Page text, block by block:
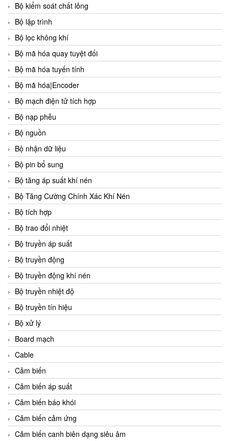
Bộ kiểm soát chất lỏng
Bộ lập trình
Bộ lọc không khí
Bộ mã hóa quay tuyệt đối
Bộ mã hóa tuyến tính
Bộ mã hóa|Encoder
Bộ mạch điện tử tích hợp
Bộ nạp phễu
Bộ nguồn
Bộ nhận dữ liệu
Bộ pin bổ sung
Bộ tăng áp suất khí nén
Bộ Tăng Cường Chính Xác Khí Nén
Bộ tích hợp
Bộ trao đổi nhiệt
Bộ truyền áp suất
Bộ truyền động
Bộ truyền động khí nén
Bộ truyền nhiệt độ
Bộ truyền tín hiệu
Bộ xử lý
Board mạch
Cable
Cảm biến
Cảm biến áp suất
Cảm biến báo khói
Cảm biến cảm ứng
Cảm biến canh biên dạng siêu âm